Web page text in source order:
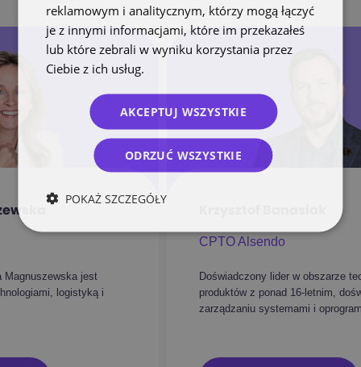
Magnuszewska jest
logistyką i
CPTO Alsendo
Doświadczony lider w obszarze
produktów z ponad 16-letnim,
zarządzaniu systemami i
reklamowym i analitycznym, którzy mogą łączyć
je z innymi informacjami, które im przekazałeś
lub które zebrali w wyniku korzystania przez
Ciebie z ich usług.
AKCEPTUJ WSZYSTKIE
ODRZUĆ WSZYSTKIE
POKAŻ SZCZEGÓŁY